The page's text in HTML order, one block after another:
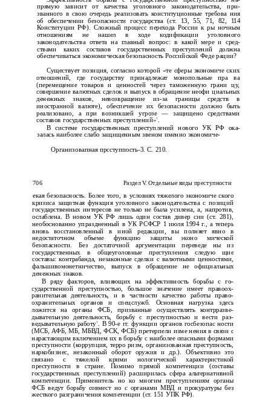
прямую зависит от качества уголовного законодательства, при­
званного в свою очередь реализовать конституционные требова­ ния
об обеспечении безопасности государства (ст. 13, 55, 71, 82, 114
Конституции РФ). Сложный процесс перехода России к ры­ ночным
отношениям не нашел в ходе кодификации уголовного
законодательства ответа на главный вопрос: в какой мере и сред­
ствами каких составов государственных преступлений должна
обеспечиваться экономическая безопасность Российской Феде­ рации?
Существует позиция, согласно которой «те сферы экономиче­ ских
отношений, где государству принадлежат монопольные пра­ ва
(перемещение товаров и ценностей через таможенную грани­ цу,
совершение валютных сделок и выпуск в обращение неофи­ циальных
денежных знаков, невозвращение из-за границы средств в
иностранной валюте), обеспечение их безопасности должно быть
реализовано, а при возникшей угрозе — защищено средствами
составов государственных преступлений»1 .
В системе государственных преступлений нового УК РФ ока­
залась наиболее слабо защищенным звеном именно экономиче-
Организовапная прсступпость-3. С. 210.
706 Раздел V. Отдельные виды преступности
екая безопасность. Более того, в условиях тяжелого экономиче­ ского
кризиса защитная функция уголовного законодательства с позиций
государственных интересов не только не была усилена, а, напротив,
ослаблена. В новом УК РФ лишь один состав дивер­ сии (ст. 281),
необоснованно упраздненный в УК РСФСР 1 июля 1994 г., а теперь
вновь восстановленный в иной редакции, вы­ полняет явно в
недостаточном объеме функцию защиты эконо­ мической
безопасности. Без достаточной аргументации переведе­ ны из
государственных в общеуголовные преступления следую­ щие
составы: контрабанда, незаконные сделки с валютными ценностями,
фальшивомонетничество, выпуск в обращение не­ официальных
денежных знаков.
В ряду факторов, влияющих на эффективность борьбы с го­
сударственной преступностью, большое значение имеет правоох­
ранительная деятельность, и в частности качество работы право­
охранительных органов и спецслужб. Основная нагрузка здесь
ложится на органы ФСБ, призванные осуществлять контрразве­
дывательную деятельность, борьбу с преступностью и вести раз­
ведывательную работу1. В 90-е гг. функции органов госбезопас­ ности
(МСБ, АФБ, МБ, МБВД, ФСК, ФСБ) претерпели изме­ нения в связи с
нарастающим включением их в борьбу с наиболее опасными формами
преступности (коррупция, терро­ ризм, организованная преступность,
наркобизнес, незаконный оборот оружия и др.). Объективно это
связано с тяжелой крими­ нологической характеристикой
преступности в стране. Помимо прямой компетенции (составы
государственных преступлений) расширилась сфера альтернативной
компетенции. Применитель­ но ко многим преступлениям органы
ФСБ ведут борьбу совмест­ но с органами МВД и прокуратуры без
жесткого разграничения компетенции (ст. 151 УПК РФ).